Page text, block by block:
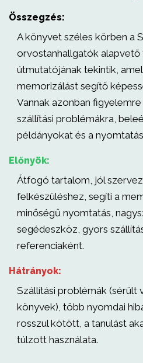
Összegzés:
A könyvet széles körben a
orvostanhallgatók alapvető
útmutatójának tekintik,
memorizálást segítő
Vannak azonban
szállítási problémákra,
példányokat és a
Előnyök:
Átfogó tartalom, jól
felkészüléshez, segíti a
minőségű nyomtatás,
segédeszköz, gyors
referenciaként.
Hátrányok:
Szállítási problémák (sérült
könyvek), több nyomdai
rosszul kötött, a tanulást
túlzott használata.